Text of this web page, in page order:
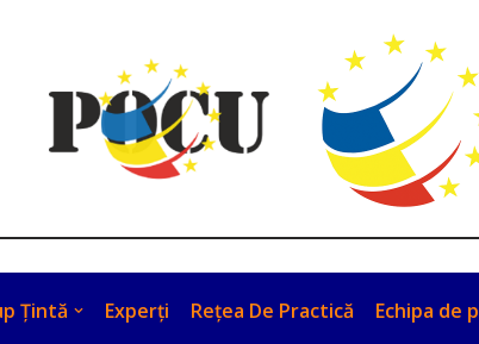
Țintă Experți Rețea De Practică
Echipa de